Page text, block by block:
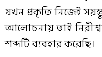
যখন প্রকৃতি নিজেই
আলোচনায় তাই
শব্দটি ব্যবহার করেছি।